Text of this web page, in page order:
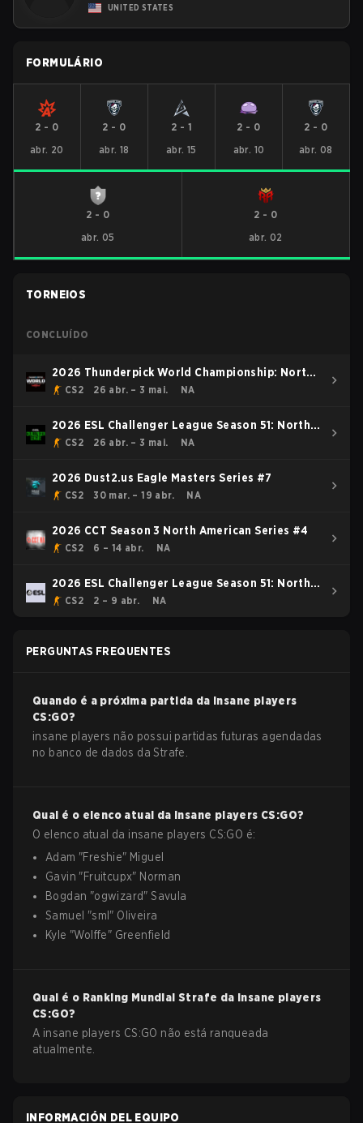
UNITED STATES
FORMULÁRIO
2 - 0
abr. 20
2 - 0
abr. 18
2 - 1
abr. 15
2 - 0
abr. 10
2 - 0
abr. 08
2 - 0
abr. 05
2 - 0
abr. 02
TORNEIOS
CONCLUÍDO
2026 Thunderpick World Championship: North
American Series
CS2 26 abr. – 3 mai. NA
2026 ESL Challenger League Season 51: North
America - Cup #4
CS2 26 abr. – 3 mai. NA
2026 Dust2.us Eagle Masters Series #7
CS2 30 mar. – 19 abr. NA
2026 CCT Season 3 North American Series #4
CS2 6 – 14 abr. NA
2026 ESL Challenger League Season 51: North
America - Cup #3
CS2 2 – 9 abr. NA
PERGUNTAS FREQUENTES
Quando é a próxima partida da insane players
CS:GO?
insane players não possui partidas futuras agendadas
no banco de dados da Strafe.
Qual é o elenco atual da insane players CS:GO?
O elenco atual da insane players CS:GO é:
Adam "Freshie" Miguel
Gavin "Fruitcupx" Norman
Bogdan "ogwizard"Savula
Samuel "sml " Oliveira
Kyle "Wolffe" Greenfield
Qual é o Ranking Mundial Strafe da insane players
CS:GO?
A insane players CS:GO não está ranqueada
atualmente.
INFORMACIÓN DEL EQUIPO